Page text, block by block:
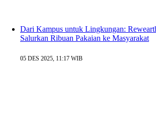
Dari Kampus untuk Lingkungan:
Salurkan Ribuan Pakaian ke Masyarakat
05 DES 2025, 11:17 WIB